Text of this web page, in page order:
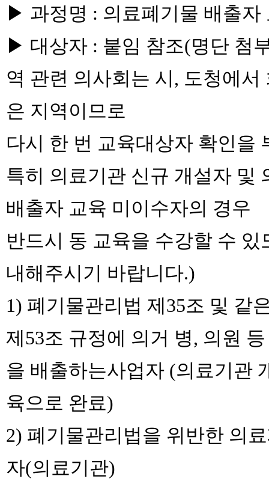
▶ 과정명 : 의료폐기물 배출자
▶ 대상자 : 붙임 참조(명단 첨
역 관련 의사회는 시, 도청에서
은 지역이므로
다시 한 번 교육대상자 확인을
특히 의료기관 신규 개설자 및
배출자 교육 미이수자의 경우
반드시 동 교육을 수강할 수 있
내해주시기 바랍니다.)
1) 폐기물관리법 제35조 및 같
제53조 규정에 의거 병, 의원
을 배출하는사업자 (의료기관
육으로 완료)
2) 폐기물관리법을 위반한 의
자(의료기관)